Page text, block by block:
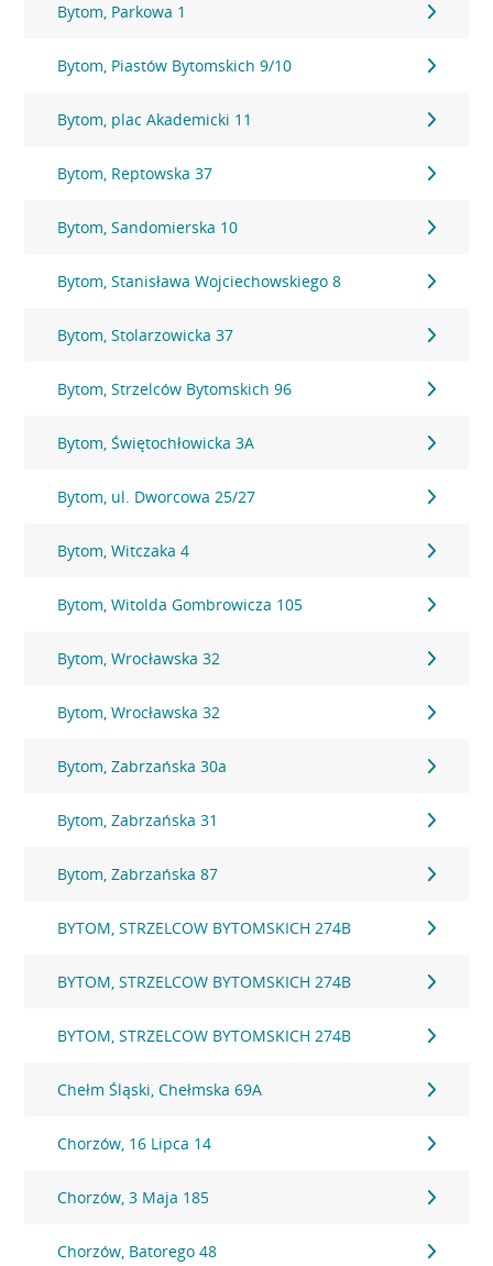
Bytom, Parkowa 1
Bytom, Piastów Bytomskich 9/10
Bytom, plac Akademicki 11
Bytom, Reptowska 37
Bytom, Sandomierska 10
Bytom, Stanisława Wojciechowskiego 8
Bytom, Stolarzowicka 37
Bytom, Strzelców Bytomskich 96
Bytom, Świętochłowicka 3A
Bytom, ul. Dworcowa 25/27
Bytom, Witczaka 4
Bytom, Witolda Gombrowicza 105
Bytom, Wrocławska 32
Bytom, Wrocławska 32
Bytom, Zabrzańska 30a
Bytom, Zabrzańska 31
Bytom, Zabrzańska 87
BYTOM, STRZELCOW BYTOMSKICH 274B
BYTOM, STRZELCOW BYTOMSKICH 274B
BYTOM, STRZELCOW BYTOMSKICH 274B
Chełm Śląski, Chełmska 69A
Chorzów, 16 Lipca 14
Chorzów, 3 Maja 185
Chorzów, Batorego 48